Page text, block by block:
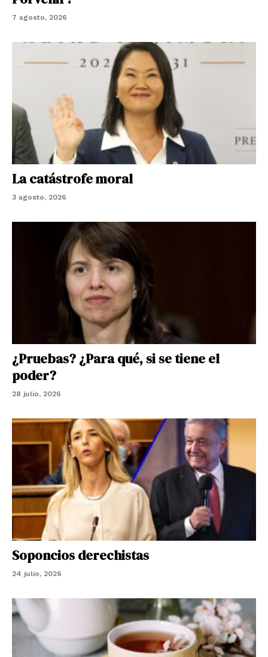
7 agosto, 2026
La catástrofe moral
3 agosto, 2026
¿Pruebas? ¿Para qué, si se tiene el
poder?
28 julio, 2026
Soponcios derechistas
24 julio, 2026